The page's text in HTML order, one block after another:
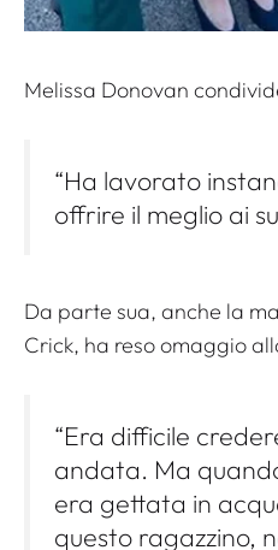
Melissa Donovan
“Ha lavorato
offrire il meglio ai
Da parte sua, anche la
Crick, ha reso omaggio
“Era difficile
andata. Ma
era gettata in
questo ragazzino,